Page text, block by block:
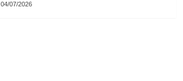
04/07/2026